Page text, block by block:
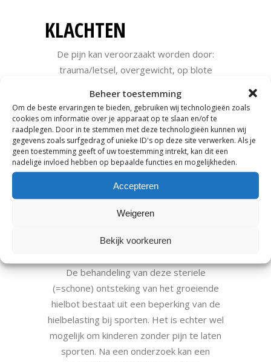
Beheer toestemming
Om de beste ervaringen te bieden, gebruiken wij technologieën zoals
cookies om informatie over je apparaat op te slaan en/of te
raadplegen. Door in te stemmen met deze technologieën kunnen wij
gegevens zoals surfgedrag of unieke ID's op deze site verwerken. Als je
geen toestemming geeft of uw toestemming intrekt, kan dit een
nadelige invloed hebben op bepaalde functies en mogelijkheden.
Accepteren
Weigeren
Bekijk voorkeuren
KLACHTEN
De pijn kan veroorzaakt worden door:
trauma/letsel, overgewicht, op blote
activiteiten ( zoals rennen en springen).
Tevens kan een afwijkende voetstand van
het hielbeen een grotere trekkracht aan de
achillespees geven waardoor de hielpijn
geprovoceerd kan worden. Sporten zoals
basketbal, tennis en voetbal provoceren de
klachten. Wanneer de groeischijf zich sluit
zal de pijn verdwijnen.
PODOTHERAPEUT
De behandeling van deze steriele
(=schone) ontsteking van het groeiende
hielbot bestaat uit een beperking van de
hielbelasting bij sporten. Het is echter wel
mogelijk om kinderen zonder pijn te laten
sporten. Na een onderzoek kan een